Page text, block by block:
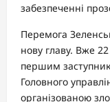
забезпеченні
Перемога
нову главу. Вже
першим
Головного
організованою